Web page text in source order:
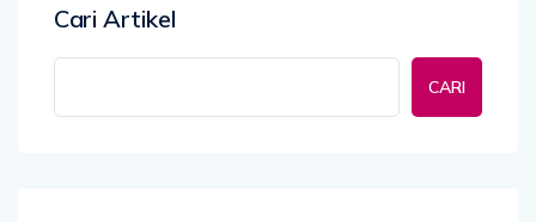
Cari Artikel
CARI